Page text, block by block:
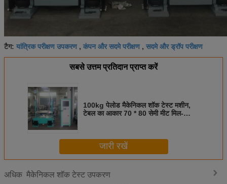
टैग: यांत्रिक परीक्षण उपकरण , कंपन और सदमे परीक्षण , सदमे और ड्रॉप परीक्षण
सबसे उत्तम प्रतिदान प्राप्त करें
100kg पेलोड मैकेनिकल शॉक टेस्ट मशीन,
टेबल का आकार 70 * 80 सेमी मीट मिल-
जारी रखें
अधिक मैकेनिकल शॉक टेस्ट उपकरण